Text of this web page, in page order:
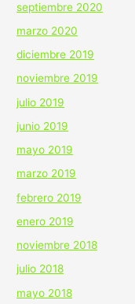
septiembre 2020
marzo 2020
diciembre 2019
noviembre 2019
julio 2019
junio 2019
mayo 2019
marzo 2019
febrero 2019
enero 2019
noviembre 2018
julio 2018
mayo 2018